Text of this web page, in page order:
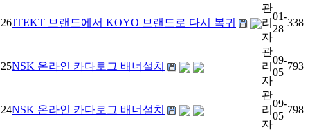
26JTEKT 브랜드에서 KOYO 브랜드로 다시 복귀
관
리
자
01-
28
338
25NSK 온라인 카다로그 배너설치
관
리
자
09-
05
793
24NSK 온라인 카다로그 배너설치
관
리
자
09-
05
798